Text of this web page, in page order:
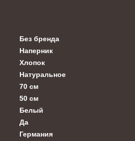
Без бренда
Наперник
Хлопок
Натуральное
70 см
50 см
Белый
Да
Германия